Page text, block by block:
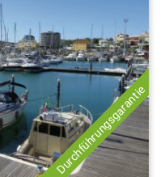
Durchführungsgarantie